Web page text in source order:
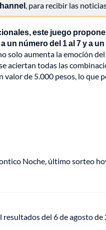
, para recibir las
este juego
un número del 1 al 7 y a
solo aumenta la emoción
aciertan todas las
valor de 5.000 pesos, lo
Noche, último sorteo
resultados del 6 de agosto